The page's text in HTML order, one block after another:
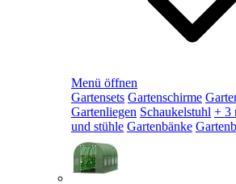
Menü öffnen
Gartensets Gartenschirme
Gartenliegen Schaukelstuhl + 3
und stühle Gartenbänke